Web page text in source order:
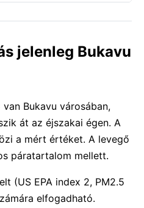
jelenleg Bukavu
Bukavu városában,
át az éjszakai égen. A
a mért értéket. A levegő
páratartalom mellett.
(US EPA index 2, PM2.5
elfogadható.